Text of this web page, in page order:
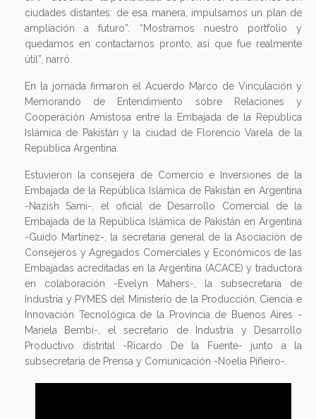
ciudades distantes: de esa manera, impulsamos un plan de
ampliación a futuro”. “Mostramos nuestro portfolio y
quedamos en contactarnos pronto, así que fue realmente
útil”, narró.
En la jornada firmaron el Acuerdo Marco de Vinculación y
Memorando de Entendimiento sobre Relaciones y
Cooperación Amistosa entre la Embajada de la República
Islámica de Pakistán y la ciudad de Florencio Varela de la
República Argentina.
Estuvieron la consejera de Comercio e Inversiones de la
Embajada de la República Islámica de Pakistán en Argentina
-Nazish Sami-, el oficial de Desarrollo Comercial de la
Embajada de la República Islámica de Pakistán en Argentina
-Guido Martínez-, la secretaria general de la Asociación de
Consejeros y Agregados Comerciales y Económicos de las
Embajadas acreditadas en la Argentina (ACACE) y traductora
en colaboración -Evelyn Mahers-, la subsecretaria de
Industria y PYMES del Ministerio de la Producción, Ciencia e
Innovación Tecnológica de la Provincia de Buenos Aires -
Mariela Bembi-, el secretario de Industria y Desarrollo
Productivo distrital -Ricardo De la Fuente- junto a la
subsecretaria de Prensa y Comunicación -Noelia Piñeiro-.